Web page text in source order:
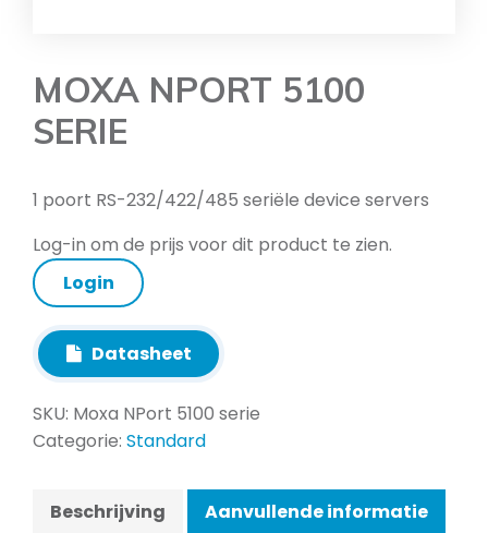
MOXA NPORT 5100
SERIE
1 poort RS-232/422/485 seriële device servers
Log-in om de prijs voor dit product te zien.
Login
Datasheet
SKU: Moxa NPort 5100 serie
Categorie: Standard
Beschrijving
Aanvullende informatie